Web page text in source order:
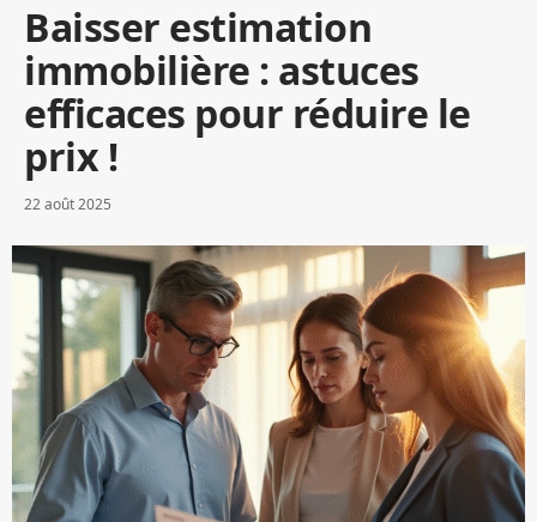
Baisser estimation
immobilière : astuces
efficaces pour réduire le
prix !
22 août 2025